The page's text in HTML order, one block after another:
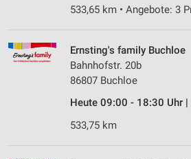
533,65 km • Angebote: 3
Ernsting's family Buchloe
Bahnhofstr. 20b
86807 Buchloe
Heute 09:00 - 18:30 Uhr |
533,75 km